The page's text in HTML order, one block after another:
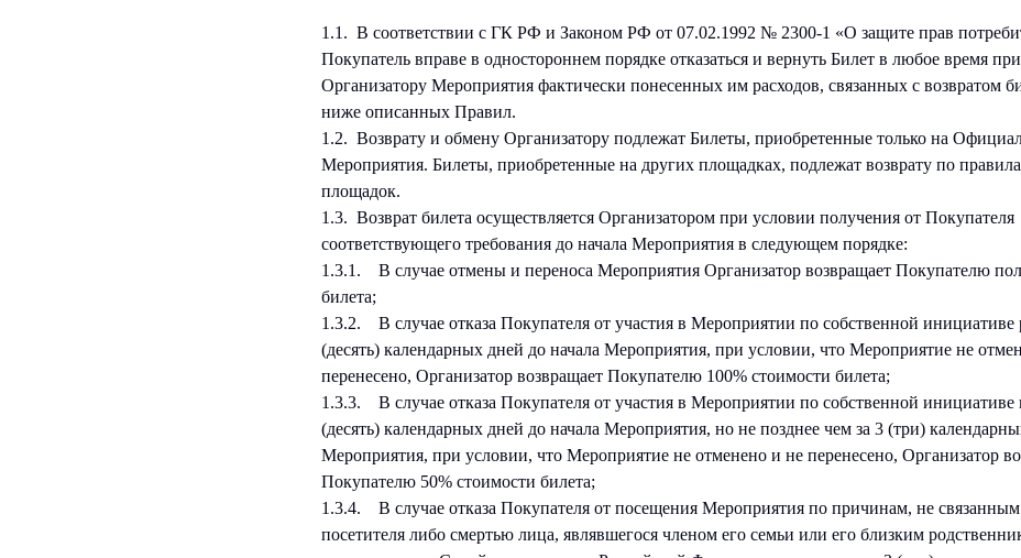
1.1. В соответствии с ГК РФ и Законом РФ от 07.02.1992 № 2300-1 «О защите прав
Покупатель вправе в одностороннем порядке отказаться и вернуть Билет в любое время
Организатору Мероприятия фактически понесенных им расходов, связанных с возвратом
ниже описанных Правил.
1.2. Возврату и обмену Организатору подлежат Билеты, приобретенные только на
Мероприятия. Билеты, приобретенные на других площадках, подлежат возврату по
площадок.
1.3. Возврат билета осуществляется Организатором при условии получения от Покупателя
соответствующего требования до начала Мероприятия в следующем порядке:
1.3.1. В случае отмены и переноса Мероприятия Организатор возвращает Покупателю
билета;
1.3.2. В случае отказа Покупателя от участия в Мероприятии по собственной инициативе
(десять) календарных дней до начала Мероприятия, при условии, что Мероприятие не
перенесено, Организатор возвращает Покупателю 100% стоимости билета;
1.3.3. В случае отказа Покупателя от участия в Мероприятии по собственной инициативе
(десять) календарных дней до начала Мероприятия, но не позднее чем за 3 (три)
Мероприятия, при условии, что Мероприятие не отменено и не перенесено, Организатор
Покупателю 50% стоимости билета;
1.3.4. В случае отказа Покупателя от посещения Мероприятия по причинам, не
посетителя либо смертью лица, являвшегося членом его семьи или его близким